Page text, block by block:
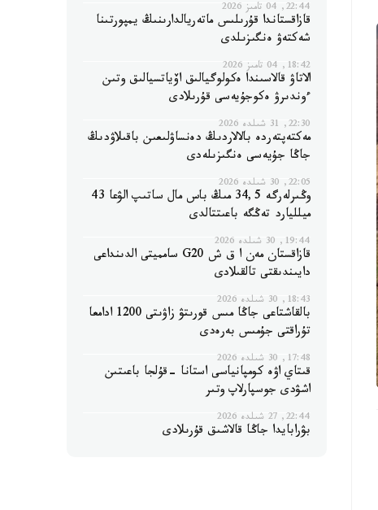
22:44, 04 تامىز 2026
قازاقستاندا قۇرىلىس ماتەريالدارىنىڭ يمپورتىنا
شەكتەۋ ەنگىزىلدى
18:42, 04 تامىز 2026
الاتاۋ قالاسىندا ەكولوگيالىق اۆياتسيالىق وتىن
ءوندىرۋ ەكوجۇيەسى قۇرىلادى
22:30, 31 شىلدە 2026
مەكتەپتەردە بالالاردىڭ دەنساۋلىعىن باقىلاۋدىڭ
جاڭا جۇيەسى ەنگىزىلەدى
22:05, 30 شىلدە 2026
وڭىرلەرگە 34,5 مىڭ باس مال ساتىپ الۋعا 43
ميلليارد تەڭگە باعىتتالدى
19:44, 30 شىلدە 2026
قازاقستان مەن ا ق ش G20 سامميتى الدىنداعى
دايىندىقتى تالقىلادى
18:43, 30 شىلدە 2026
بالقاشتاعى جاڭا مىس قورىتۋ زاۋىتى 1200 ادامعا
تۇراقتى جۇمىس بەرەدى
17:48, 30 شىلدە 2026
قىتاي اۋە كومپانياسى استانا -قۇلجا باعىتىن
اشۋدى جوسپارلاپ وتىر
22:44, 27 شىلدە 2026
بۋرابايدا جاڭا قالاشىق قۇرىلادى